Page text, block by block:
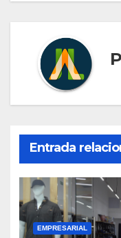
Entrada
EMPRESARIAL